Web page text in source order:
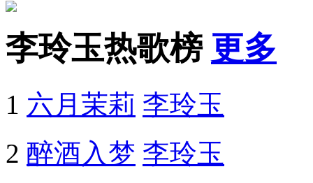
李玲玉热歌榜 更多
1 六月茉莉 李玲玉
2 醉酒入梦 李玲玉